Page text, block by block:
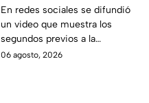
explosión de pipa de
gas en Cuernavaca,
Morelos
En redes sociales se difundió
un video que muestra los
segundos previos a la
explosión de una pipa de gas
06 agosto, 2026